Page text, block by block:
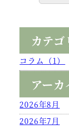
カテゴ
コラム（1）
アーカ
2026年8月
2026年7月